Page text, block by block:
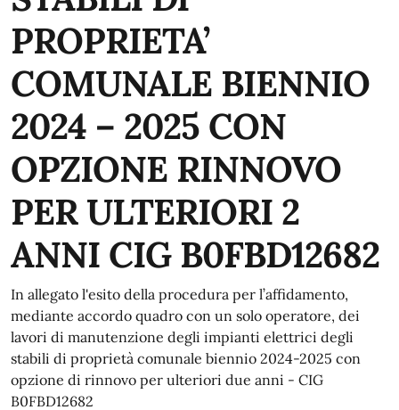
PROPRIETA’
COMUNALE BIENNIO
2024 – 2025 CON
OPZIONE RINNOVO
PER ULTERIORI 2
ANNI CIG B0FBD12682
In allegato l'esito della procedura per l’affidamento,
mediante accordo quadro con un solo operatore, dei
lavori di manutenzione degli impianti elettrici degli
stabili di proprietà comunale biennio 2024-2025 con
opzione di rinnovo per ulteriori due anni - CIG
B0FBD12682